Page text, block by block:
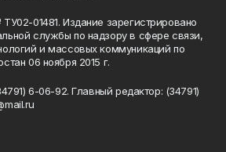
01481. Издание зарегистрировано
службы по надзору в сфере связи,
и массовых коммуникаций по
06 ноября 2015 г.
6-06-92. Главный редактор: (34791)